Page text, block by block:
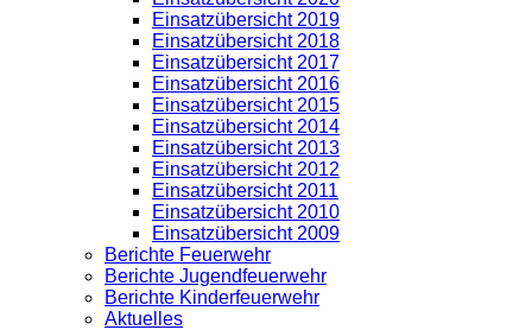
Einsatzübersicht 2019
Einsatzübersicht 2018
Einsatzübersicht 2017
Einsatzübersicht 2016
Einsatzübersicht 2015
Einsatzübersicht 2014
Einsatzübersicht 2013
Einsatzübersicht 2012
Einsatzübersicht 2011
Einsatzübersicht 2010
Einsatzübersicht 2009
Berichte Feuerwehr
Berichte Jugendfeuerwehr
Berichte Kinderfeuerwehr
Aktuelles